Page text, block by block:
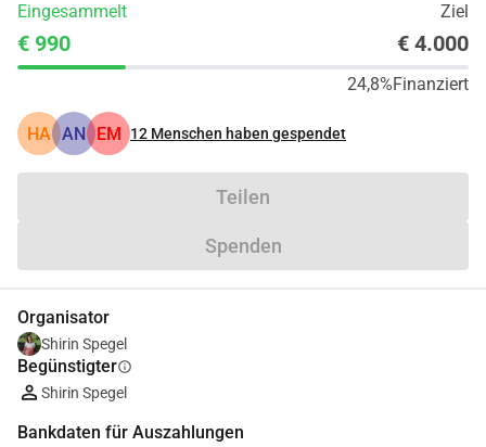
Eingesammelt Ziel
€ 990 € 4.000
24,8%Finanziert
HA AN EM 12 Menschen haben gespendet
Teilen
Spenden
Organisator
Shirin Spegel
Begünstigterinfo
Shirin Spegel
Bankdaten für Auszahlungen